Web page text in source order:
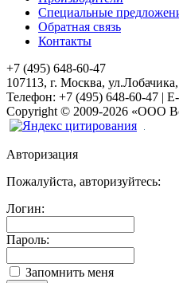
Специальные
Обратная связь
Контакты
+7 (495) 648-60-47
107113, г. Москва, ул.Лобачика,
Телефон: +7 (495) 648-60-47 |
Copyright © 2009-2026 «ООО
Авторизация
Пожалуйста, авторизуйтесь:
Логин:
Пароль:
Запомнить меня